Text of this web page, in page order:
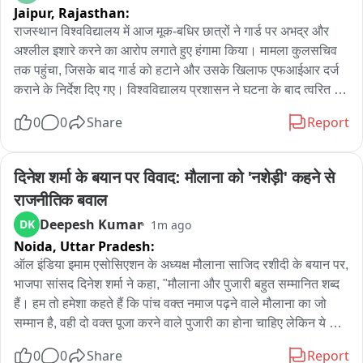
Jaipur, Rajasthan:
राजस्थान विश्वविद्यालय में आज मूक-बधिर छात्रों ने गार्ड पर अभद्र और
अश्लील इशारे करने का आरोप लगाते हुए हंगामा किया। मामला कुलसचिव
तक पहुंचा, जिसके बाद गार्ड को हटाने और उसके खिलाफ एफआईआर दर्ज
कराने के निर्देश दिए गए। विश्वविद्यालय प्रशासन ने घटना के बाद त्वरित
के निर्देश जारी किए, और भविष्य में मूक-बधिर छात्रों की सुविधा के लिए हेल्प
0 0 Share Report
दिनेश शर्मा के बयान पर विवाद: मौलाना को 'नशेड़ी' कहने से
राजनीतिक बवाल
DK Deepesh Kumar 1m ago
Noida, Uttar Pradesh:
ऑल इंडिया इमाम एसोसिएशन के अध्यक्ष मौलाना साजिद रशीदी के बयान पर,
भाजपा सांसद दिनेश शर्मा ने कहा, "मौलाना और पुजारी बहुत सम्मानित शब्द
हैं। हम तो हमेशा कहते हैं कि पांच वक्त नमाज पढ़ने वाले मौलाना का जो
सम्मान है, वही दो वक्त पूजा करने वाले पुजारी का होना चाहिए लेकिन ये
0 0 Share Report